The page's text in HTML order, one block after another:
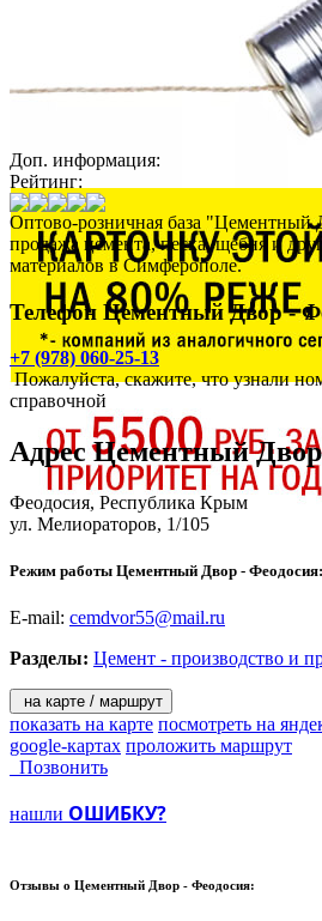
Доп. информация:
Рейтинг:
Оптово-розничная база "Цементный
продажа цемента, песка, щебня и
материалов в Симферополе.
Телефон Цементный Двор -
+7 (978) 060-25-13
Пожалуйста, скажите, что узнали
справочной
АдресЦементный
Феодосия, Республика Крым
ул. Мелиораторов, 1/105
Режим работы Цементный Двор - Феодосия:
E-mail: cemdvor55@mail.ru
Разделы: Цемент - производство и
на карте / маршрут
показать на карте посмотреть на
google-картах проложить маршрут
Позвонить
нашли ОШИБКУ?
Отзывы о Цементный Двор - Феодосия: